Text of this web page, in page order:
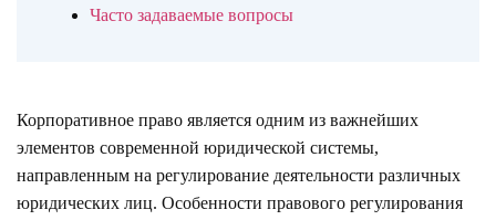
Часто задаваемые вопросы
Корпоративное право является одним из важнейших
элементов современной юридической системы,
направленным на регулирование деятельности различных
юридических лиц. Особенности правового регулирования